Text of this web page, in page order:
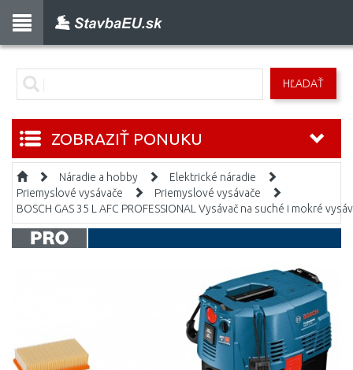
HĽADAŤ
ZOBRAZIŤ PONUKU
Náradie a hobby
Elektrické náradie
Priemyslové vysávače
Priemyslové vysávače
BOSCH GAS 35 L AFC PROFESSIONAL Vysávač na suché i mokré